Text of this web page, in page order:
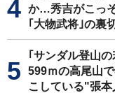
か…秀吉がこっ
｢大物武将｣の裏
｢サンダル登山
599ｍの高尾山
こしている"張